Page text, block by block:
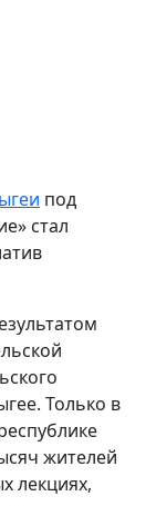
под
стал
Только в
жителей
лекциях,